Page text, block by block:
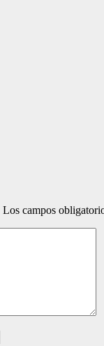
Los campos